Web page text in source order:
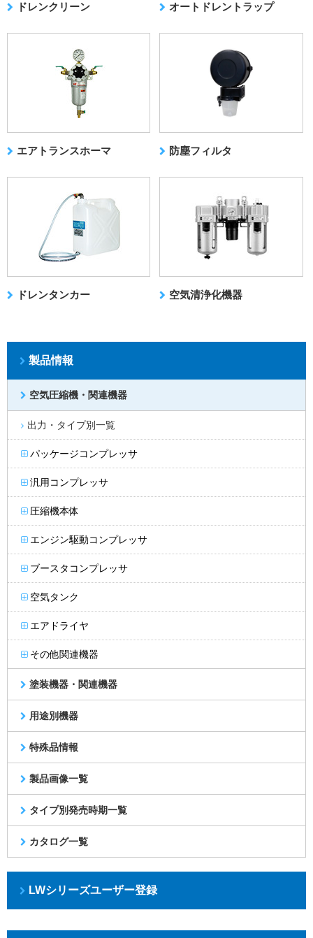
ドレンクリーン オートドレントラップ
エアトランスホーマ 防塵フィルタ
ドレンタンカー 空気清浄化機器
製品情報
空気圧縮機・関連機器
出力・タイプ別一覧
パッケージコンプレッサ
汎用コンプレッサ
圧縮機本体
エンジン駆動コンプレッサ
ブースタコンプレッサ
空気タンク
エアドライヤ
その他関連機器
塗装機器・関連機器
用途別機器
特殊品情報
製品画像一覧
タイプ別発売時期一覧
カタログ一覧
LWシリーズユーザー登録